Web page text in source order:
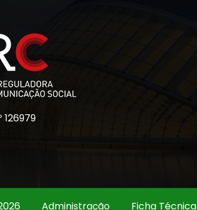
126979
Administração Ficha Técnica